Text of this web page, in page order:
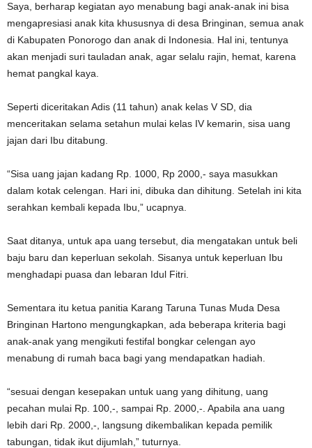
Saya, berharap kegiatan ayo menabung bagi anak-anak ini bisa
mengapresiasi anak kita khususnya di desa Bringinan, semua anak
di Kabupaten Ponorogo dan anak di Indonesia. Hal ini, tentunya
akan menjadi suri tauladan anak, agar selalu rajin, hemat, karena
hemat pangkal kaya.
Seperti diceritakan Adis (11 tahun) anak kelas V SD, dia
menceritakan selama setahun mulai kelas IV kemarin, sisa uang
jajan dari Ibu ditabung.
“Sisa uang jajan kadang Rp. 1000, Rp 2000,- saya masukkan
dalam kotak celengan. Hari ini, dibuka dan dihitung. Setelah ini kita
serahkan kembali kepada Ibu,” ucapnya.
Saat ditanya, untuk apa uang tersebut, dia mengatakan untuk beli
baju baru dan keperluan sekolah. Sisanya untuk keperluan Ibu
menghadapi puasa dan lebaran Idul Fitri.
Sementara itu ketua panitia Karang Taruna Tunas Muda Desa
Bringinan Hartono mengungkapkan, ada beberapa kriteria bagi
anak-anak yang mengikuti festifal bongkar celengan ayo
menabung di rumah baca bagi yang mendapatkan hadiah.
“sesuai dengan kesepakan untuk uang yang dihitung, uang
pecahan mulai Rp. 100,-, sampai Rp. 2000,-. Apabila ana uang
lebih dari Rp. 2000,-, langsung dikembalikan kepada pemilik
tabungan, tidak ikut dijumlah,” tuturnya.